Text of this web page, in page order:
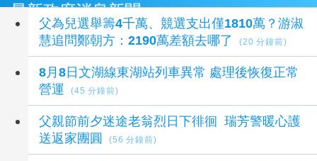
最新政府消息新聞
父為兒選舉籌4千萬、競選支出僅1810萬？游淑
慧追問鄭朝方：2190萬差額去哪了
(20 分鐘前)
8月8日文湖線東湖站列車異常 處理後恢復正常
營運
(45 分鐘前)
父親節前夕迷途老翁烈日下徘徊 瑞芳警暖心護
送返家團圓
(56 分鐘前)